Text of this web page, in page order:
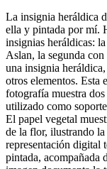
La insignia heráldica
ella y pintada por mí.
insignias heráldicas:
Aslan, la segunda
una insignia
otros elementos. Esta
fotografía muestra
utilizado como
El papel vegetal
de la flor, ilustrando
representación digital
pintada, acompañada